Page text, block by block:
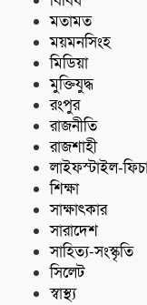
মতামত
ময়মনসিংহ
মিডিয়া
মুক্তিযুদ্ধ
রংপুর
রাজনীতি
রাজশাহী
লাইফস্টাইল-
শিক্ষা
সাক্ষাৎকার
সারাদেশ
সাহিত্য-সংস্কৃতি
সিলেট
স্বাস্থ্য